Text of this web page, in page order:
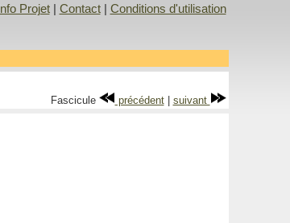
Info Projet| Contact| Conditions d'utilisation
Fascicule précédent| suivant